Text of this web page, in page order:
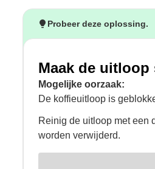
Probeer deze oplossing.
Maak de uitloop
Mogelijke oorzaak:
De koffieuitloop is
Reinig de uitloop met een
worden verwijderd.